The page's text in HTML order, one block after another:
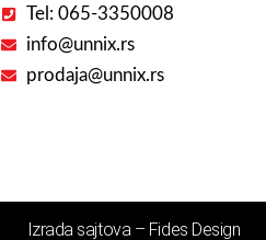
Tel: 065-3350008
info@unnix.rs
prodaja@unnix.rs
Izrada sajtova – Fides Design